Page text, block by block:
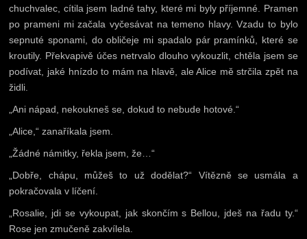
chuchvalec, cítila jsem ladné tahy, které mi byly příjemné. Pramen
po prameni mi začala vyčesávat na temeno hlavy. Vzadu to bylo
sepnuté sponami, do obličeje mi spadalo pár pramínků, které se
kroutily. Překvapivě účes netrvalo dlouho vykouzlit, chtěla jsem se
podívat, jaké hnízdo to mám na hlavě, ale Alice mě strčila zpět na
židli.
„Ani nápad, nekoukneš se, dokud to nebude hotové.“
„Alice,“ zanaříkala jsem.
„Žádné námitky, řekla jsem, že…“
„Dobře, chápu, můžeš to už dodělat?“ Vítězně se usmála a
pokračovala v líčení.
„Rosalie, jdi se vykoupat, jak skončím s Bellou, jdeš na řadu ty.“
Rose jen zmučeně zakvílela.